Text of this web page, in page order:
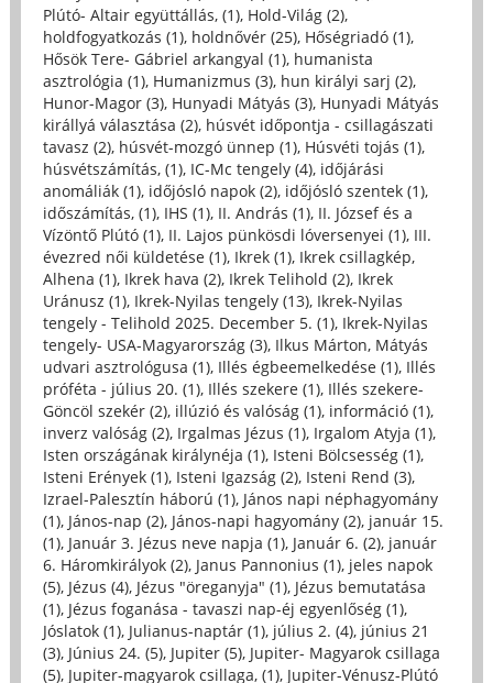
Plútó- Altair együttállás, (1), Hold-Világ (2),
holdfogyatkozás (1), holdnővér (25), Hőségriadó (1),
Hősök Tere- Gábriel arkangyal (1), humanista
asztrológia (1), Humanizmus (3), hun királyi sarj (2),
Hunor-Magor (3), Hunyadi Mátyás (3), Hunyadi Mátyás
királlyá választása (2), húsvét időpontja - csillagászati
tavasz (2), húsvét-mozgó ünnep (1), Húsvéti tojás (1),
húsvétszámítás, (1), IC-Mc tengely (4), időjárási
anomáliák (1), időjósló napok (2), időjósló szentek (1),
időszámítás, (1), IHS (1), II. András (1), II. József és a
Vízöntő Plútó (1), II. Lajos pünkösdi lóversenyei (1), III.
évezred női küldetése (1), Ikrek (1), Ikrek csillagkép,
Alhena (1), Ikrek hava (2), Ikrek Telihold (2), Ikrek
Uránusz (1), Ikrek-Nyilas tengely (13), Ikrek-Nyilas
tengely - Telihold 2025. December 5. (1), Ikrek-Nyilas
tengely- USA-Magyarország (3), Ilkus Márton, Mátyás
udvari asztrológusa (1), Illés égbeemelkedése (1), Illés
próféta - július 20. (1), Illés szekere (1), Illés szekere-
Göncöl szekér (2), illúzió és valóság (1), információ (1),
inverz valóság (2), Irgalmas Jézus (1), Irgalom Atyja (1),
Isten országának királynéja (1), Isteni Bölcsesség (1),
Isteni Erények (1), Isteni Igazság (2), Isteni Rend (3),
Izrael-Palesztín háború (1), János napi néphagyomány
(1), János-nap (2), János-napi hagyomány (2), január 15.
(1), Január 3. Jézus neve napja (1), Január 6. (2), január
6. Háromkirályok (2), Janus Pannonius (1), jeles napok
(5), Jézus (4), Jézus "öreganyja" (1), Jézus bemutatása
(1), Jézus foganása - tavaszi nap-éj egyenlőség (1),
Jóslatok (1), Julianus-naptár (1), július 2. (4), június 21
(3), Június 24. (5), Jupiter (5), Jupiter- Magyarok csillaga
(5), Jupiter-magyarok csillaga, (1), Jupiter-Vénusz-Plútó